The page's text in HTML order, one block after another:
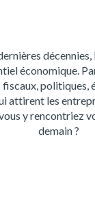
économique.
fiscaux, politiques,
attirent les
y rencontriez
demain ?